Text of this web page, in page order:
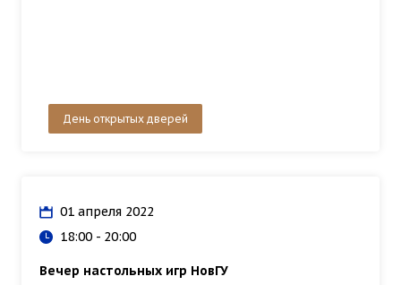
День открытых дверей
01 апреля 2022
18:00 - 20:00
Вечер настольных игр НовГУ